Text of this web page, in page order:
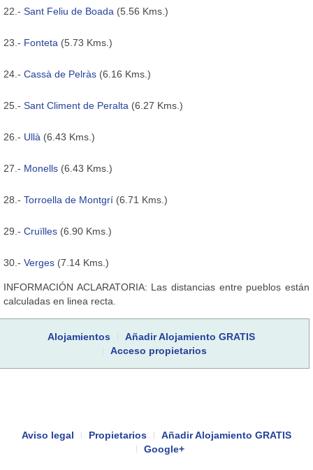
22.- Sant Feliu de Boada (5.56 Kms.)
23.- Fonteta (5.73 Kms.)
24.- Cassà de Pelràs (6.16 Kms.)
25.- Sant Climent de Peralta (6.27 Kms.)
26.- Ullà (6.43 Kms.)
27.- Monells (6.43 Kms.)
28.- Torroella de Montgrí (6.71 Kms.)
29.- Cruïlles (6.90 Kms.)
30.- Verges (7.14 Kms.)
INFORMACIÓN ACLARATORIA: Las distancias entre pueblos están
calculadas en linea recta.
Alojamientos
Añadir Alojamiento GRATIS
Acceso propietarios
Aviso legal Propietarios
Añadir Alojamiento GRATIS
Google+